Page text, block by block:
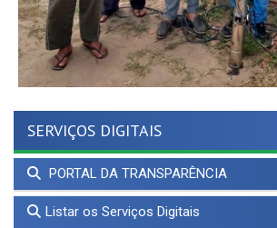
SERVIÇOS DIGITAIS
PORTAL DA TRANSPARÊNCIA
Listar os Serviços Digitais